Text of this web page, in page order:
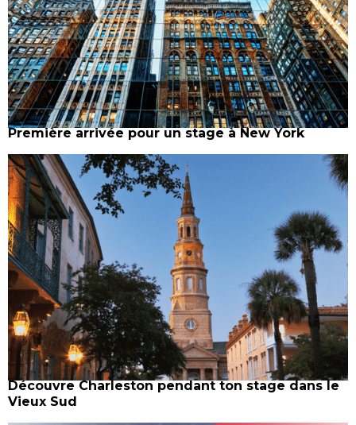
Première arrivée pour un stage à New York
Découvre Charleston pendant ton stage dans le
Vieux Sud